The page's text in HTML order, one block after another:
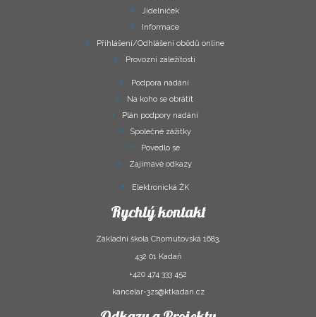
Jídelníček
Informace
Přihlášení/Odhlášení obědů online
Provozní záležitosti
Podpora nadání
Na koho se obrátit
Plán podpory nadání
Společné zážitky
Povedlo se
Zajímavé odkazy
Elektronická ŽK
Rychlý kontakt
Základní škola Chomutovská 1683,
432 01 Kadaň
+420 474 333 452
kancelar-3zs@ktkadan.cz